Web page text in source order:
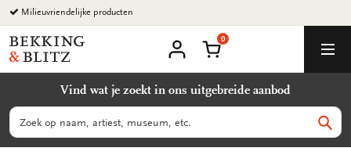
Ga
naar
content
Milieuvriendelijke producten
Bekking
&
B.V.
account
Winkelmand
0
Vind wat je zoekt in ons uitgebreide aanbod
Zoeken